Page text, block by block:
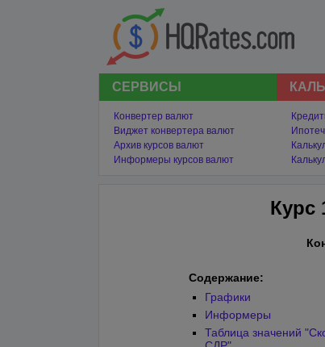
СЕРВИСЫ
Конвертер валют
Виджет конвертера валют
Архив курсов валют
Информеры курсов валют
Курс
Содержание:
Графики
Информеры
Таблица значений